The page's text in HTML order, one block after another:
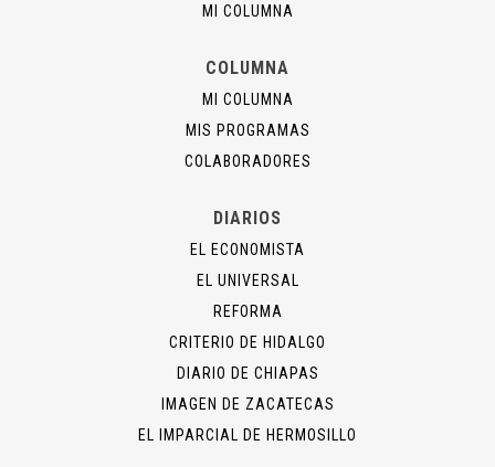
MI COLUMNA
COLUMNA
MI COLUMNA
MIS PROGRAMAS
COLABORADORES
DIARIOS
EL ECONOMISTA
EL UNIVERSAL
REFORMA
CRITERIO DE HIDALGO
DIARIO DE CHIAPAS
IMAGEN DE ZACATECAS
EL IMPARCIAL DE HERMOSILLO